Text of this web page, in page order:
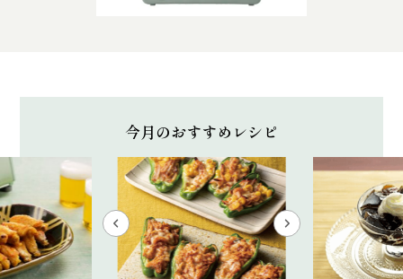
今月のおすすめレシピ